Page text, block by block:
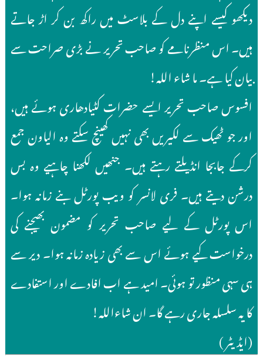
دیکھو کیسے اپنے دل کے بلاسٹ میں راکھ بن کر اڑ جاتے
ہیں۔ اس منظرنامے کو صاحب تحریر نے بڑی صراحت سے
بیان کیا ہے۔ ما شاء اللہ!
افسوس صاحب تحریر ایسے حضرات کٹیادھاری ہوئے ہیں،
اور جو ٹھیک سے لکیریں بھی نہیں کھینچ سکتے وہ الیاون جمع
کرکے جابجا انڈیلتے رہتے ہیں۔ جنھیں لکھنا چاہیے وہ بس
درشن دیتے ہیں۔ فری لانسر کو ویب پورٹل بنے زمانہ ہوا۔
اس پورٹل کے لیے صاحب تحریر کو مضمون بھیجنے کی
درخواست کیے ہوئے اس سے بھی زیادہ زمانہ ہوا۔ دیر سے
ہی سہی منظور تو ہوئی۔ امید ہے اب افادے اور استفادے
کا یہ سلسلہ جاری رہے گا۔ ان شاءاللہ!
(ایڈیٹر )